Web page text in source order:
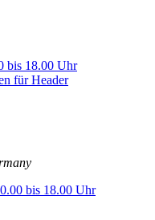
bis 18.00 Uhr
für Header
bis 18.00 Uhr